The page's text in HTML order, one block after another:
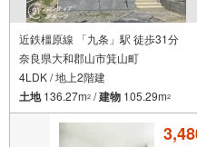
弊社が選ばれる理由
1.お金の扱い方のプロ、ファイナン
ト！
2.買い替えなどにも対応できる売却
3.たくさんの銀行と繋がりがあるた
能！
4.物件のお引渡し後に必要になった
ランナーがご提案！
5.定期的にご連絡を繋ぎ、有事の際
近鉄橿原線 「九条」駅 徒歩31分
奈良県大和郡山市箕山町
4LDK / 地上2階建
土地136.27m2 /建物 105.29m2